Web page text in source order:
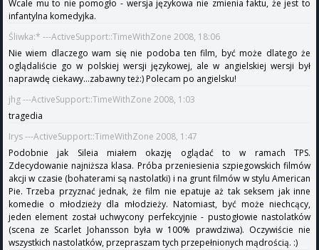
Wcale mu to nie pomogło - wersja językowa nie zmienia faktu, że jest to
infantylna komedyjka.
Śliwka:* ---ActiveSupport::TimeWithZone 2008, 18:06
Nie wiem dlaczego wam się nie podoba ten film, być może dlatego że
oglądaliście go w polskiej wersji językowej, ale w angielskiej wersji był
naprawdę ciekawy...zabawny też:) Polecam po angielsku!
jhg ---ActiveSupport::TimeWithZone 2008, 1:03
tragedia
Irys ---ActiveSupport::TimeWithZone 2008, 1:47
Podobnie jak Sileia miałem okazję oglądać to w ramach TPS.
Zdecydowanie najniższa klasa. Próba przeniesienia szpiegowskich filmów
akcji w czasie (bohaterami są nastolatki) i na grunt filmów w stylu American
Pie. Trzeba przyznać jednak, że film nie epatuje aż tak seksem jak inne
komedie o młodzieży dla młodzieży. Natomiast, być może niechcący,
jeden element został uchwycony perfekcyjnie - pustogłowie nastolatków
(scena ze Scarlet Johansson była w 100% prawdziwa). Oczywiście nie
wszystkich nastolatków, przepraszam tych przepełnionych mądrością. :)